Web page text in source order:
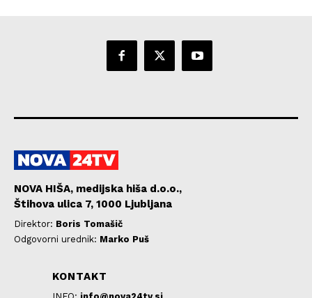
NOVA HIŠA, medijska hiša d.o.o.,
Štihova ulica 7, 1000 Ljubljana
Direktor: Boris Tomašič
Odgovorni urednik: Marko Puš
KONTAKT